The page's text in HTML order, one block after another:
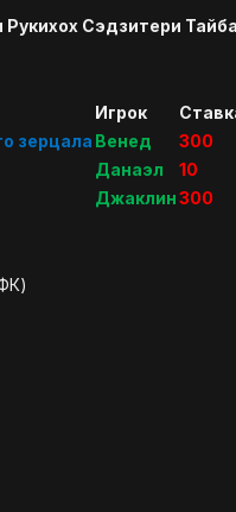
Сэдзитери
Игрок
зерцала Венед 300
Данаэл 10
Джаклин300